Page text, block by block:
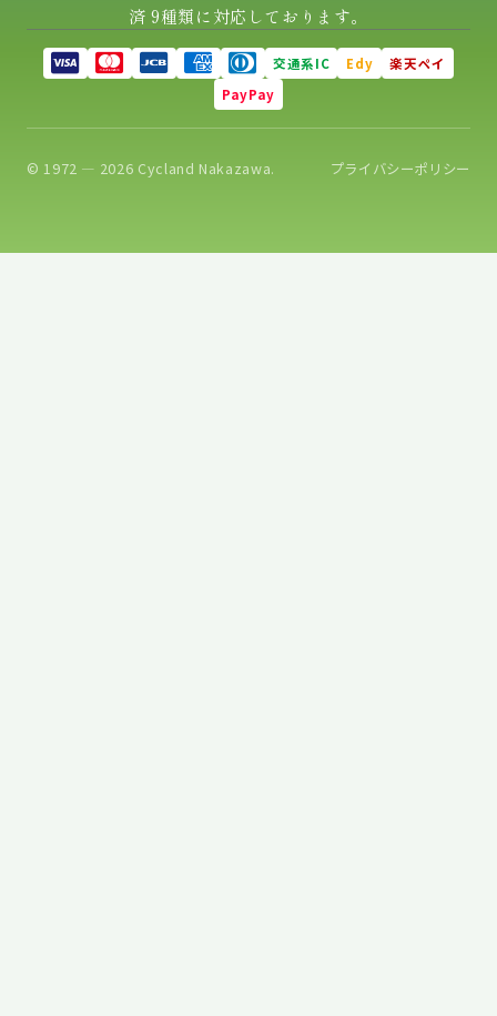
済 9種類に対応しております。
交通系IC Edy
楽天ペイ
PayPay
© 1972 — 2026 Cycland Nakazawa. プライバシーポリシー